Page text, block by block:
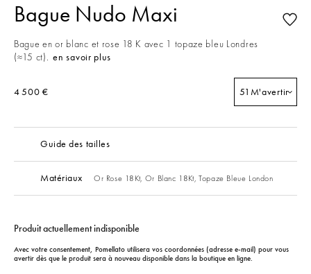
Bague Nudo Maxi
Bague en or blanc et rose 18 K avec 1 topaze bleu Londres
(≈15 ct). en savoir plus
4 500 € 51 M'avertir
Guide des tailles
Matériaux Or Rose 18Kt, Or Blanc 18Kt, Topaze Bleue London
Produit actuellement indisponible
Avec votre consentement, Pomellato utilisera vos coordonnées (adresse e-mail) pour vous
avertir dès que le produit sera à nouveau disponible dans la boutique en ligne.